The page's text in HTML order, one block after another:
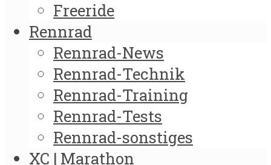
Freeride
Rennrad
Rennrad-News
Rennrad-Technik
Rennrad-Training
Rennrad-Tests
Rennrad-sonstiges
XC | Marathon